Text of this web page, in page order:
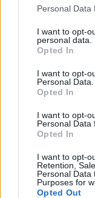
Please note that
not limited to your
grant or deny
use your data for
consent section.
Personal Data
I want to opt-
personal data.
Opted In
I want to opt-
Personal Data.
Opted In
I want to opt-
Personal Data
Opted In
I want to opt-
Retention,
Personal Data
Purposes for
Opted Out
da